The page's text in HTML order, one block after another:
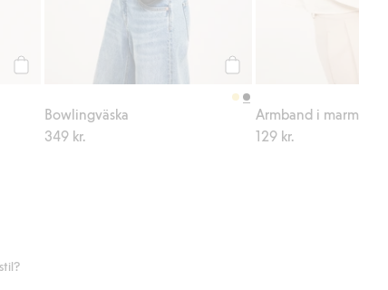
Bowlingväska
349 kr.
Armband i
129 kr.